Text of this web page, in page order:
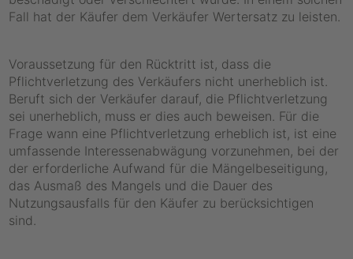
Fall hat der Käufer dem Verkäufer Wertersatz zu leisten.
Voraussetzung für den Rücktritt ist, dass die
Pflichtverletzung des Verkäufers nicht unerheblich ist.
Beruft sich der Verkäufer darauf, die Pflichtverletzung
sei unerheblich, muss er dies auch beweisen. Für die
Frage wann eine Pflichtverletzung erheblich ist, ist eine
umfassende Interessenabwägung vorzunehmen, bei der
der erforderliche Aufwand für die Mängelbeseitigung,
das Ausmaß des Mangels und die Dauer des
Nutzungsausfalls für den Käufer zu berücksichtigen
sind.